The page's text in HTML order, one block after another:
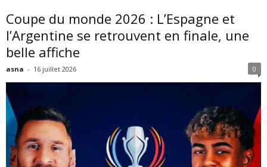
Coupe du monde 2026 : L’Espagne et
l’Argentine se retrouvent en finale, une
belle affiche
asna - 16 juillet 2026 0